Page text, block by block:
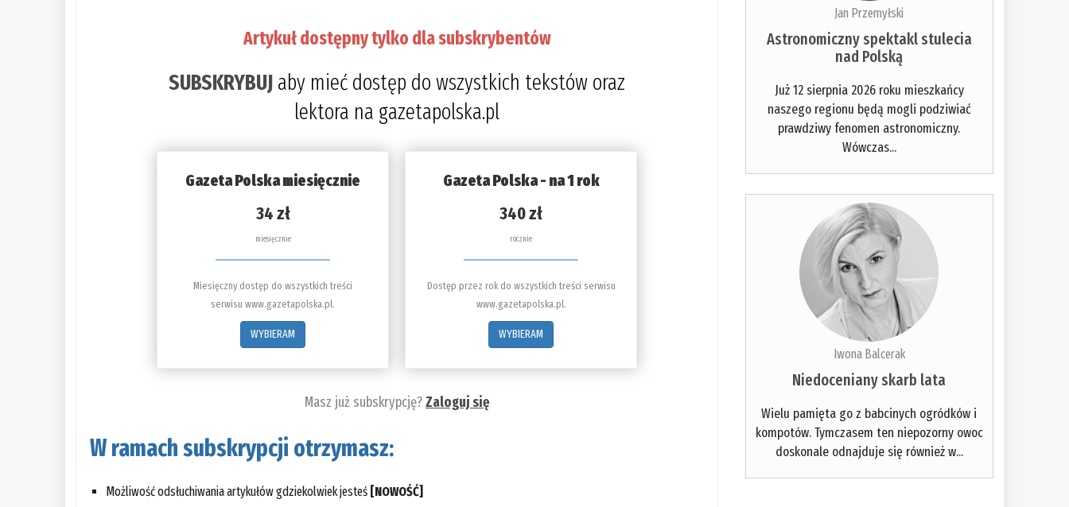
Artykuł dostępny tylko dla subskrybentów
SUBSKRYBUJ aby mieć dostęp do wszystkich tekstów oraz
lektora na gazetapolska.pl
Gazeta Polska miesięcznie
34 zł
miesięcznie
Miesięczny dostęp do wszystkich treści
serwisu www.gazetapolska.pl.
WYBIERAM
Gazeta Polska - na 1 rok
340 zł
rocznie
Dostęp przez rok do wszystkich treści serwisu
www.gazetapolska.pl.
WYBIERAM
Masz już subskrypcję?Zaloguj się
W ramach subskrypcji otrzymasz:
Możliwość odsłuchiwania artykułów gdziekolwiek jesteś [NOWOŚĆ]
Jan Przemyłski
Astronomiczny spektakl stulecia
nad Polską
Już 12 sierpnia 2026 roku mieszkańcy
naszego regionu będą mogli podziwiać
prawdziwy fenomen astronomiczny.
Wówczas...
Iwona Balcerak
Niedoceniany skarb lata
Wielu pamięta go z babcinych ogródków i
kompotów. Tymczasem ten niepozorny owoc
doskonale odnajduje się również w...